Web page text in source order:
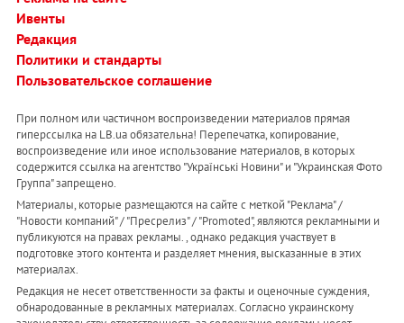
Ивенты
Редакция
Политики и стандарты
Пользовательское соглашение
При полном или частичном воспроизведении материалов прямая
гиперссылка на LB.ua обязательна! Перепечатка, копирование,
воспроизведение или иное использование материалов, в которых
содержится ссылка на агентство "Українськi Новини" и "Украинская Фото
Группа" запрещено.
Материалы, которые размещаются на сайте с меткой "Реклама" /
"Новости компаний" / "Пресрелиз" / "Promoted", являются рекламными и
публикуются на правах рекламы. , однако редакция участвует в
подготовке этого контента и разделяет мнения, высказанные в этих
материалах.
Редакция не несет ответственности за факты и оценочные суждения,
обнародованные в рекламных материалах. Согласно украинскому